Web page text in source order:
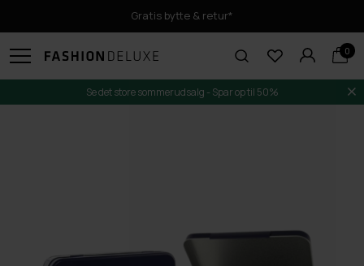
Gratis bytte & retur*
0
Se det store sommerudsalg - Spar op til 50%